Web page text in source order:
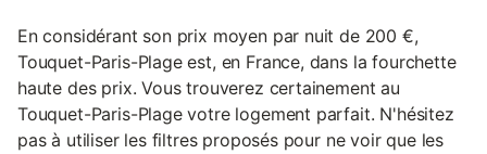
En considérant son prix moyen par nuit de 200 €,
Touquet-Paris-Plage est, en France, dans la fourchette
haute des prix. Vous trouverez certainement au
Touquet-Paris-Plage votre logement parfait. N'hésitez
pas à utiliser les filtres proposés pour ne voir que les